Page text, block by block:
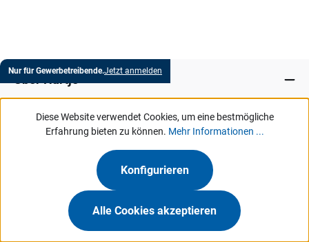
Nur für Gewerbetreibende.Jetzt anmelden
Marken
MeinHartje
Diese Website verwendet Cookies, um eine bestmögliche
Erfahrung bieten zu können. Mehr Informationen ...
Konfigurieren
Alle Cookies akzeptieren